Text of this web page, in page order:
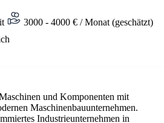
3000 - 4000 € / Monat (geschätzt)
und Komponenten mit
Maschinenbauunternehmen.
Industrieunternehmen in